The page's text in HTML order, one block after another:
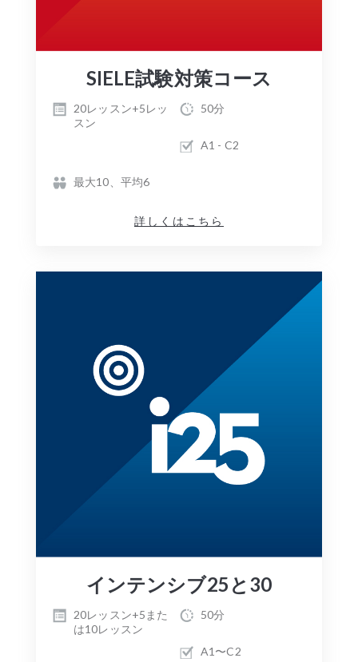
SIELE試験対策コース
20レッスン+5レッ
スン
50分
A1 - C2
最大10、平均6
詳しくはこちら
インテンシブ25と30
20レッスン+5また
は10レッスン
50分
A1〜C2